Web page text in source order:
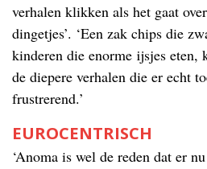
verhalen klikken als het gaat
dingetjes’. ‘Een zak chips die
kinderen die enorme ijsjes eten,
de diepere verhalen die er echt
frustrerend.’
EUROCENTRISCH
‘Anoma is wel de reden dat er